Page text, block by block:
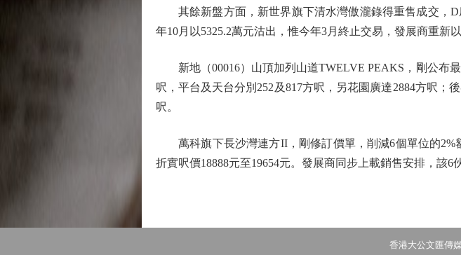
其餘新盤方面，新世界旗下清水灣傲瀧錄得重售成交，D
年10月以5325.2萬元沽出，惟今年3月終止交易，發展商重新
新地（00016）山頂加列山道TWELVE PEAKS，剛公布
呎，平台及天台分別252及817方呎，另花園廣達2884方呎；
呎。
萬科旗下長沙灣連方II，剛修訂價單，削減6個單位的2%
折實呎價18888元至19654元。發展商同步上載銷售安排，該6
香港大公文匯傳